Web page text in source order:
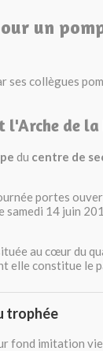
un
collègues
de la
du centre de
portes
samedi 14 juin
au cœur du
elle constitue le
trophée
fond imitation